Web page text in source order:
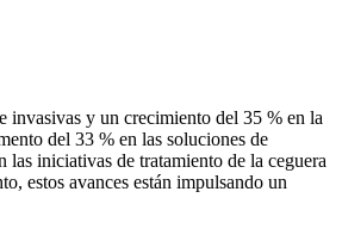
invasivas y un crecimiento del 35 % en la
del 33 % en las soluciones de
iniciativas de tratamiento de la ceguera
estos avances están impulsando un